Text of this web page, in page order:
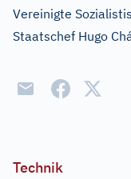
Vereinigte
Staatschef Hugo
Technik